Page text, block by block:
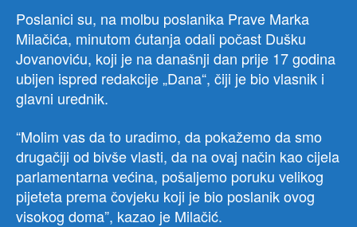
Poslanici su, na molbu poslanika Prave Marka
Milačića, minutom ćutanja odali počast Dušku
Jovanoviću, koji je na današnji dan prije 17 godina
ubijen ispred redakcije „Dana“, čiji je bio vlasnik i
glavni urednik.
“Molim vas da to uradimo, da pokažemo da smo
drugačiji od bivše vlasti, da na ovaj način kao cijela
parlamentarna većina, pošaljemo poruku velikog
pijeteta prema čovjeku koji je bio poslanik ovog
visokog doma”, kazao je Milačić.